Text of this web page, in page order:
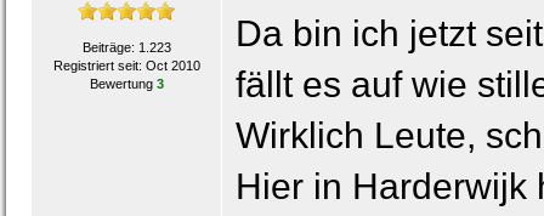
Beiträge: 1.223
Registriert seit: Oct 2010
Bewertung 3
Da bin ich jetzt
fällt es auf wie
Wirklich Leute,
Hier in Harderwijk